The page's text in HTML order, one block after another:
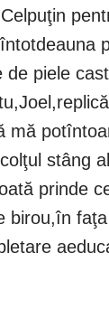
de piele
mă
stâng
prinde
birou,în